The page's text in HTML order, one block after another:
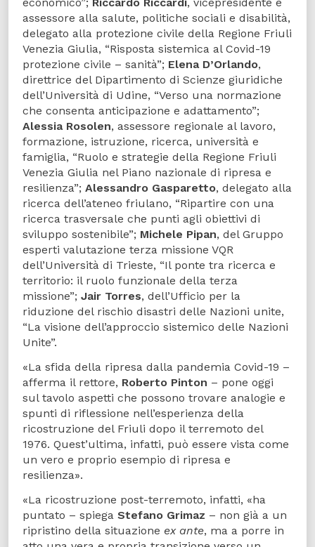
economico”; Riccardo Riccardi, vicepresidente e
assessore alla salute, politiche sociali e disabilità,
delegato alla protezione civile della Regione Friuli
Venezia Giulia, “Risposta sistemica al Covid-19
protezione civile – sanità”; Elena D’Orlando,
direttrice del Dipartimento di Scienze giuridiche
dell’Università di Udine, “Verso una normazione
che consenta anticipazione e adattamento”;
Alessia Rosolen, assessore regionale al lavoro,
formazione, istruzione, ricerca, università e
famiglia, “Ruolo e strategie della Regione Friuli
Venezia Giulia nel Piano nazionale di ripresa e
resilienza”; Alessandro Gasparetto, delegato alla
ricerca dell’ateneo friulano, “Ripartire con una
ricerca trasversale che punti agli obiettivi di
sviluppo sostenibile”; Michele Pipan, del Gruppo
esperti valutazione terza missione VQR
dell’Università di Trieste, “Il ponte tra ricerca e
territorio: il ruolo funzionale della terza
missione”; Jair Torres, dell’Ufficio per la
riduzione del rischio disastri delle Nazioni unite,
“La visione dell’approccio sistemico delle Nazioni
Unite”.
«La sfida della ripresa dalla pandemia Covid-19 –
afferma il rettore, Roberto Pinton – pone oggi
sul tavolo aspetti che possono trovare analogie e
spunti di riflessione nell’esperienza della
ricostruzione del Friuli dopo il terremoto del
1976. Quest’ultima, infatti, può essere vista come
un vero e proprio esempio di ripresa e
resilienza».
«La ricostruzione post-terremoto, infatti, «ha
puntato – spiega Stefano Grimaz – non già a un
ripristino della situazione ex ante, ma a porre in